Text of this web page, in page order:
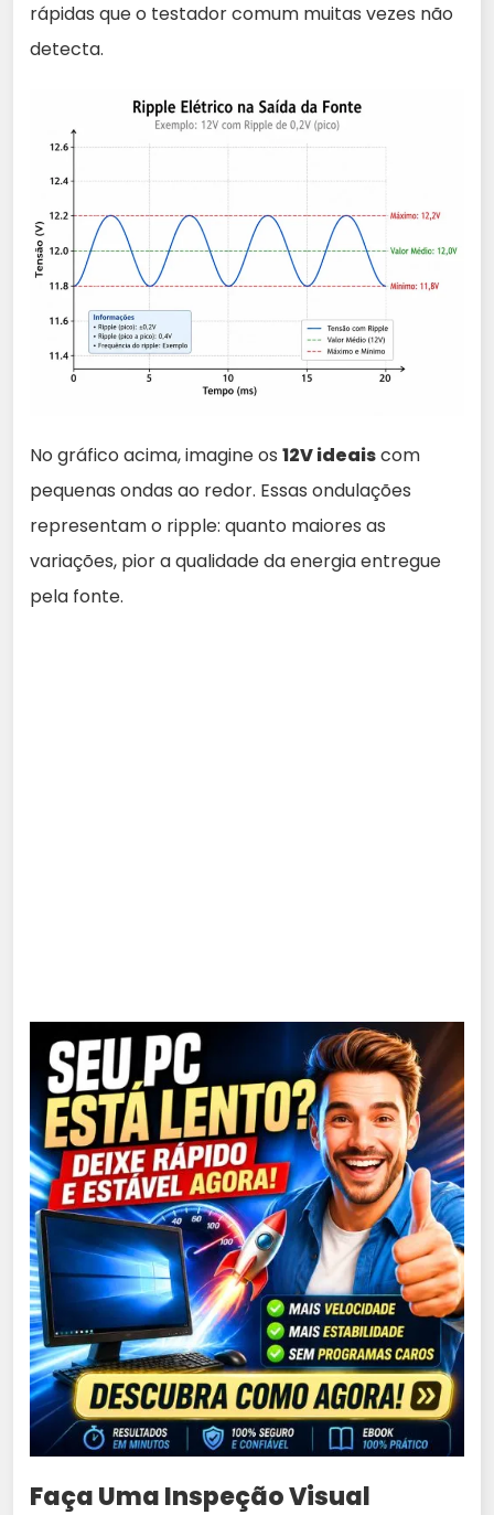
rápidas que o testador comum muitas vezes não
detecta.
No gráfico acima, imagine os 12V ideaiscom
pequenas ondas ao redor. Essas ondulações
representam o ripple: quanto maiores as
variações, pior a qualidade da energia entregue
pela fonte.
Faça Uma Inspeção Visual